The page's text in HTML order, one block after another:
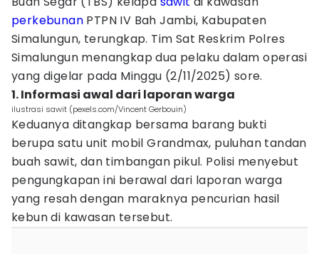
perkebunan PTPN IV Bah Jambi, Kabupaten
Simalungun, terungkap. Tim Sat Reskrim Polres
Simalungun menangkap dua pelaku dalam operasi
yang digelar pada Minggu (2/11/2025) sore.
1. Informasi awal dari laporan warga
ilustrasi sawit (pexels.com/Vincent Gerbouin)
Keduanya ditangkap bersama barang bukti
berupa satu unit mobil Grandmax, puluhan tandan
buah sawit, dan timbangan pikul. Polisi menyebut
pengungkapan ini berawal dari laporan warga
yang resah dengan maraknya pencurian hasil
kebun di kawasan tersebut.